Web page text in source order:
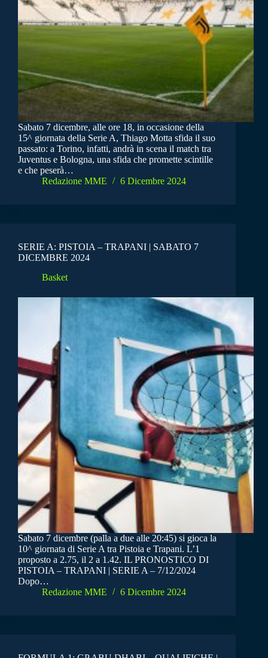
Sabato 7 dicembre, alle ore 18, in occasione della
15^ giornata della Serie A, Thiago Motta sfida il suo
passato: a Torino, infatti, andrà in scena il match tra
Juventus e Bologna, una sfida che promette scintille
e che peserà…
Redazione MME
6 Dicembre 2024
SERIE A: PISTOIA – TRAPANI | SABATO 7
DICEMBRE 2024
Basket
Sabato 7 dicembre (palla a due alle 20:45) si gioca la
10^ giornata di Serie A tra Pistoia e Trapani. L’1
proposto a 2.75, il 2 a 1.42. IL PRONOSTICO DI
PISTOIA – TRAPANI | SERIE A – 7/12/2024
Dopo…
Redazione MME
6 Dicembre 2024